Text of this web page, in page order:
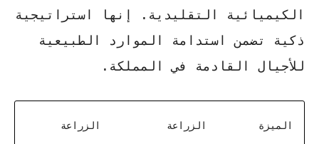
الكيميائية التقليدية. إنها استراتيجية
ذكية تضمن استدامة الموارد الطبيعية
للأجيال القادمة في المملكة.
الميزة الزراعة الزراعة